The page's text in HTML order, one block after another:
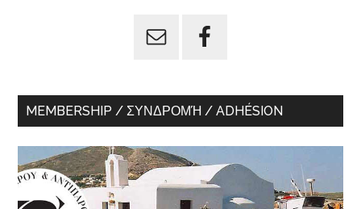
MEMBERSHIP / ΣΥΝΔΡΟΜΉ / ADHÉSION